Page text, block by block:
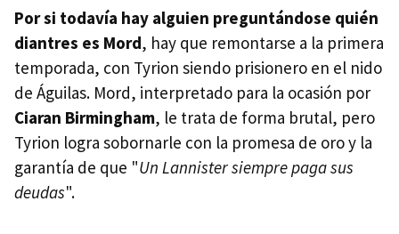
Por si todavía hay alguien preguntándose quién
diantres es Mord, hay que remontarse a la primera
temporada, con Tyrion siendo prisionero en el nido
de Águilas. Mord, interpretado para la ocasión por
Ciaran Birmingham, le trata de forma brutal, pero
Tyrion logra sobornarle con la promesa de oro y la
garantía de que "Un Lannister siempre paga sus
deudas".